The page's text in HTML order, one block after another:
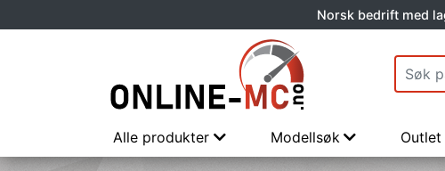
Norsk bedrift med
Alle produkter Modellsøk Outlet